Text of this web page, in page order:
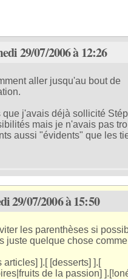
29/07/2006 à 12:26
aller jusqu'au bout de
que j'avais déjà sollicité
mais je n'avais pas
aussi "évidents" que les
29/07/2006 à 15:50
les parenthèses si
juste quelque chose
articles] ].[ [desserts] ].[
de la passion]